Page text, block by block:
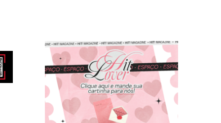
Coletiva de Imprensa
Drama? HIT!
HIT!Fashion